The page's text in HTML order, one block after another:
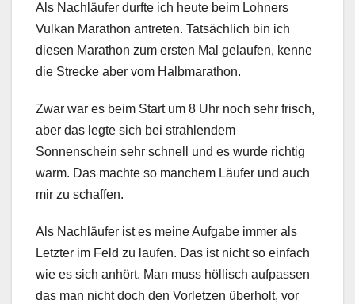
Als Nachläufer durfte ich heute beim Lohners
Vulkan Marathon antreten. Tatsächlich bin ich
diesen Marathon zum ersten Mal gelaufen, kenne
die Strecke aber vom Halbmarathon.
Zwar war es beim Start um 8 Uhr noch sehr frisch,
aber das legte sich bei strahlendem
Sonnenschein sehr schnell und es wurde richtig
warm. Das machte so manchem Läufer und auch
mir zu schaffen.
Als Nachläufer ist es meine Aufgabe immer als
Letzter im Feld zu laufen. Das ist nicht so einfach
wie es sich anhört. Man muss höllisch aufpassen
das man nicht doch den Vorletzen überholt, vor